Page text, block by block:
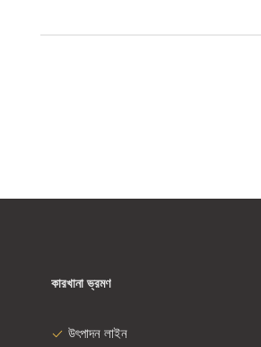
কারখানা ভ্রমণ
উৎপাদন লাইন